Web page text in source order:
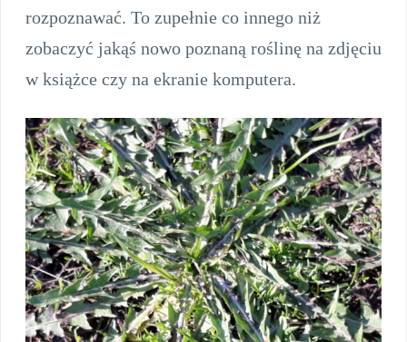
rozpoznawać. To zupełnie co innego niż
zobaczyć jakąś nowo poznaną roślinę na zdjęciu
w książce czy na ekranie komputera.